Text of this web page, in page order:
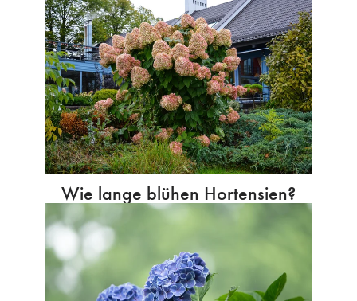
Wie lange blühen Hortensien?